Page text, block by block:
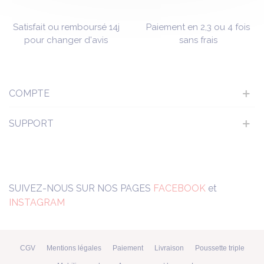
Satisfait ou remboursé 14j
pour changer d'avis
Paiement en 2,3 ou 4 fois
sans frais
SUIVEZ-NOUS SUR NOS PAGES FACEBOOK et
INSTAGRAM
COMPTE
SUPPORT
CGV Mentions légales Paiement Livraison Poussette triple